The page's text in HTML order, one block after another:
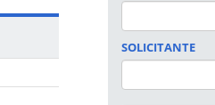
SOLICITANTE